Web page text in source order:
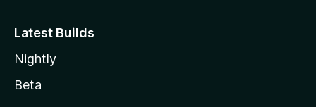
Latest Builds
Nightly
Beta